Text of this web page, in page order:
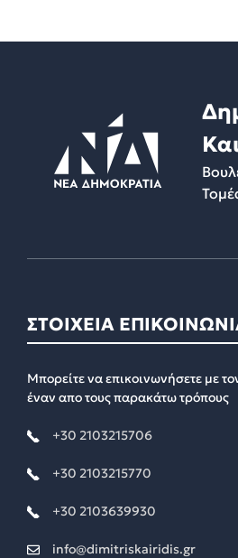
ΣΤΟΙΧΕΙΑ
Μπορείτε να επικοινωνήσετε με
έναν απο τους παρακάτω τρόπους
+30 2103215706
+30 2103215770
+30 2103639930
info@dimitriskairidis.gr